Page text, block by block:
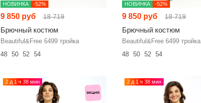
НОВИНКА -52%
9 850 руб 18 719
Брючный костюм
Beautiful&Free 6499 тройка
48
50 52 54
НОВИНКА -52%
9 850 руб 18 719
Брючный костюм
Beautiful&Free 6499 тройка
48
50 52 54
2 д 1 ч 38 мин 2 д 1 ч 38 мин